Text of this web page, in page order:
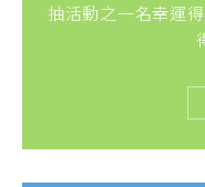
抽活動之一名幸運